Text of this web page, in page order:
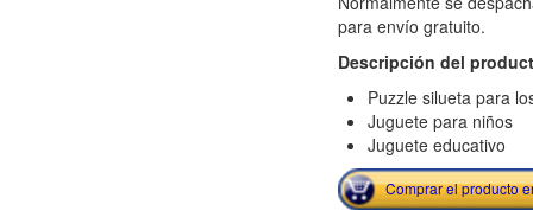
para envío gratuito.
Descripción del
Puzzle silueta para
Juguete para niños
Juguete educativo
Comprar el producto